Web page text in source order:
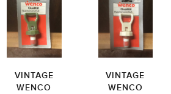
VINTAGE
WENCO
VINTAGE
WENCO